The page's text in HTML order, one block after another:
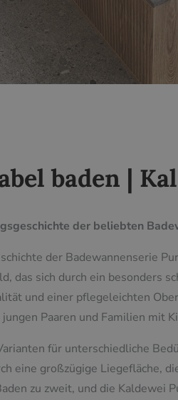
baden |
der beliebten
der Badewannenserie
das sich durch ein besonders
und einer pflegeleichten
Paaren und Familien mit
für unterschiedliche
eine großzügige Liegefläche,
zu zweit, und die Kaldewei